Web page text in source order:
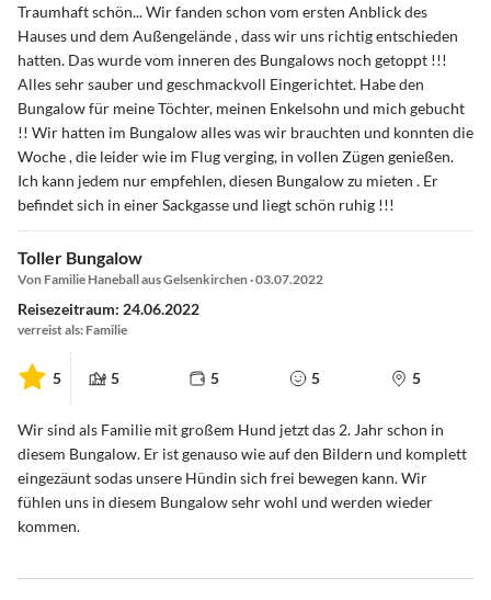
Traumhaft schön... Wir fanden schon vom ersten Anblick des
Hauses und dem Außengelände , dass wir uns richtig entschieden
hatten. Das wurde vom inneren des Bungalows noch getoppt !!!
Alles sehr sauber und geschmackvoll Eingerichtet. Habe den
Bungalow für meine Töchter, meinen Enkelsohn und mich gebucht
!! Wir hatten im Bungalow alles was wir brauchten und konnten die
Woche , die leider wie im Flug verging, in vollen Zügen genießen.
Ich kann jedem nur empfehlen, diesen Bungalow zu mieten . Er
befindet sich in einer Sackgasse und liegt schön ruhig !!!
Toller Bungalow
Von Familie Haneball aus Gelsenkirchen · 03.07.2022
Reisezeitraum: 24.06.2022
verreist als: Familie
5 5 5 5 5
Wir sind als Familie mit großem Hund jetzt das 2. Jahr schon in
diesem Bungalow. Er ist genauso wie auf den Bildern und komplett
eingezäunt sodas unsere Hündin sich frei bewegen kann. Wir
fühlen uns in diesem Bungalow sehr wohl und werden wieder
kommen.